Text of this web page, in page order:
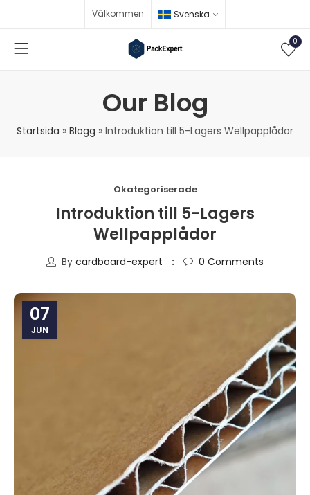
Välkommen Svenska
0
Our Blog
Startsida » Blogg » Introduktion till 5-Lagers Wellpapplådor
Okategoriserade
Introduktion till 5-Lagers
Wellpapplådor
By cardboard-expert 0 Comments
07
JUN